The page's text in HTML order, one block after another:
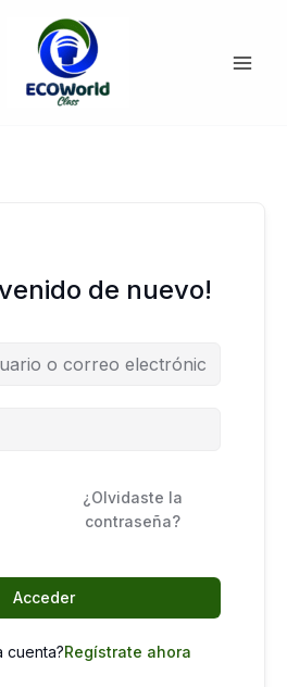
de nuevo!
¿Olvidaste la
contraseña?
Acceder
cuenta?Regístrate ahora